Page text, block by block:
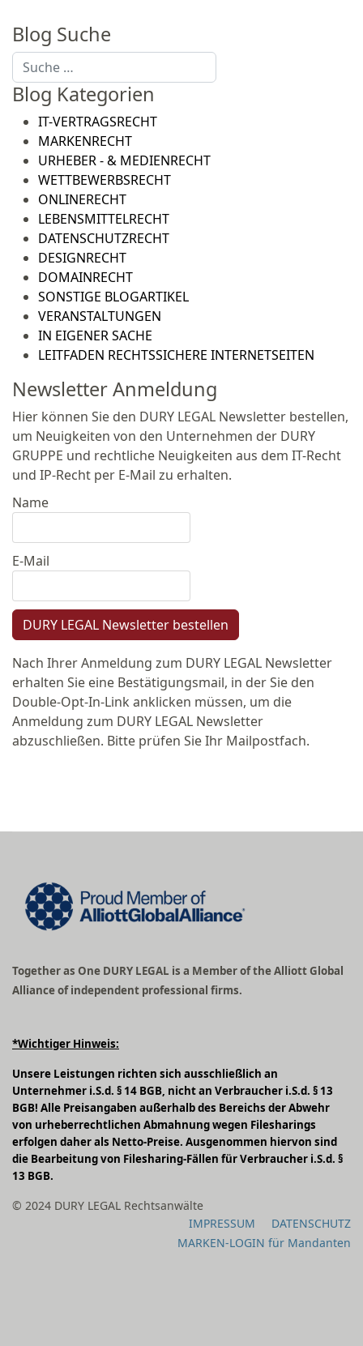
Blog Suche
Suchen
Blog Kategorien
IT-VERTRAGSRECHT
MARKENRECHT
URHEBER - & MEDIENRECHT
WETTBEWERBSRECHT
ONLINERECHT
LEBENSMITTELRECHT
DATENSCHUTZRECHT
DESIGNRECHT
DOMAINRECHT
SONSTIGE BLOGARTIKEL
VERANSTALTUNGEN
IN EIGENER SACHE
LEITFADEN RECHTSSICHERE INTERNETSEITEN
Newsletter Anmeldung
Hier können Sie den DURY LEGAL Newsletter bestellen,
um Neuigkeiten von den Unternehmen der DURY
GRUPPE und rechtliche Neuigkeiten aus dem IT-Recht
und IP-Recht per E-Mail zu erhalten.
Name
E-Mail
DURY LEGAL Newsletter bestellen
Nach Ihrer Anmeldung zum DURY LEGAL Newsletter
erhalten Sie eine Bestätigungsmail, in der Sie den
Double-Opt-In-Link anklicken müssen, um die
Anmeldung zum DURY LEGAL Newsletter
abzuschließen. Bitte prüfen Sie Ihr Mailpostfach.
Together as One DURY LEGAL is a Member of the Alliott Global
Alliance of independent professional firms.
*Wichtiger Hinweis:
Unsere Leistungen richten sich ausschließlich an
Unternehmer i.S.d. § 14 BGB, nicht an Verbraucher i.S.d. § 13
BGB! Alle Preisangaben außerhalb des Bereichs der Abwehr
von urheberrechtlichen Abmahnung wegen Filesharings
erfolgen daher als Netto-Preise. Ausgenommen hiervon sind
die Bearbeitung von Filesharing-Fällen für Verbraucher i.S.d. §
13 BGB.
© 2024 DURY LEGAL Rechtsanwälte
IMPRESSUM
DATENSCHUTZ
MARKEN-LOGIN für Mandanten